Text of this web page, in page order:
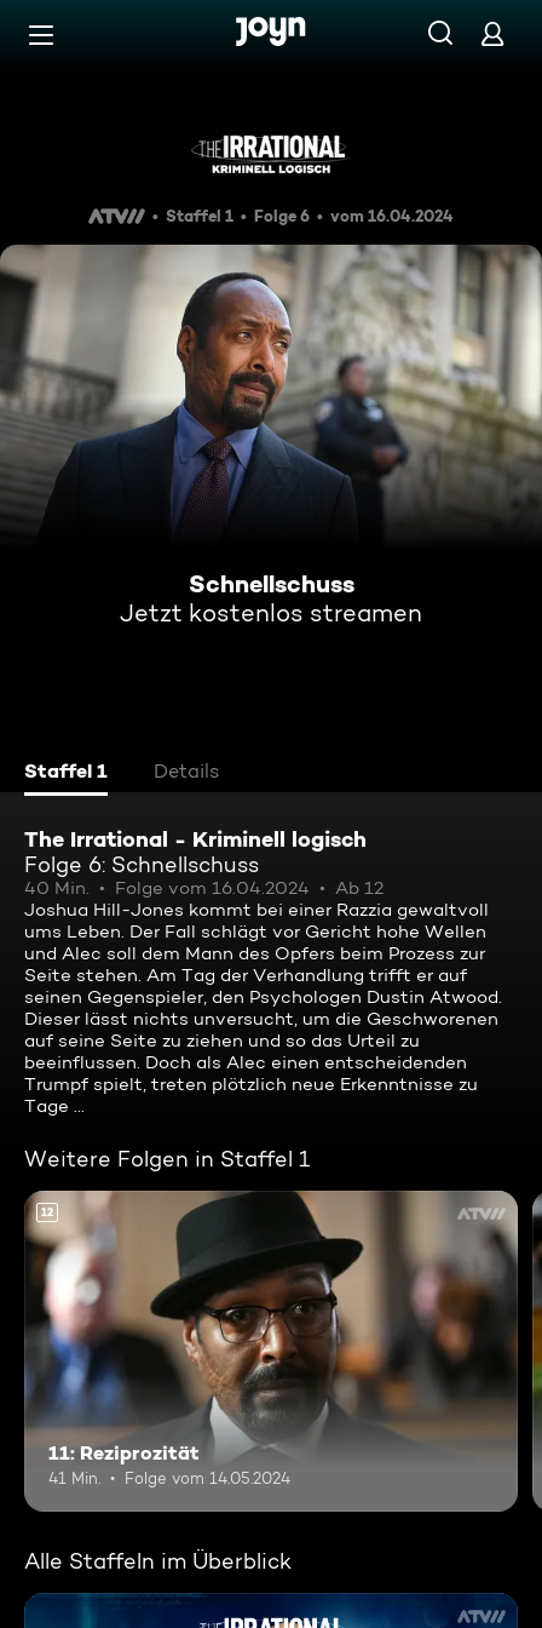
Zum Inhalt springen
Schnellschuss
Staffel 1 Folge 6 vom 16.04.2024
Schnellschuss
Jetzt kostenlos streamen
Staffel 1 Details
The Irrational - Kriminell logisch
Folge 6: Schnellschuss
40 Min. Folge vom 16.04.2024
Ab 12
Joshua Hill-Jones kommt bei einer Razzia gewaltvoll
ums Leben. Der Fall schlägt vor Gericht hohe Wellen
und Alec soll dem Mann des Opfers beim Prozess zur
Seite stehen. Am Tag der Verhandlung trifft er auf
seinen Gegenspieler, den Psychologen Dustin Atwood.
Dieser lässt nichts unversucht, um die Geschworenen
auf seine Seite zu ziehen und so das Urteil zu
beeinflussen. Doch als Alec einen entscheidenden
Trumpf spielt, treten plötzlich neue Erkenntnisse zu
Tage ...
Weitere Folgen in Staffel 1
12
11: Reziprozität
41 Min. Folge vom 14.05.2024
Alle Staffeln im Überblick